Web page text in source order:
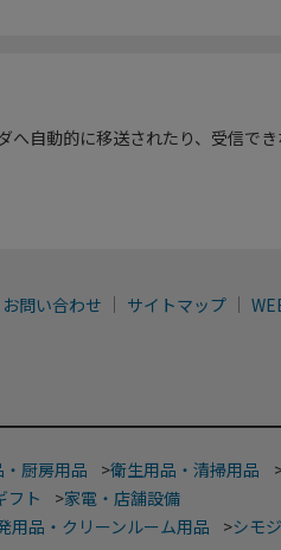
自動的に移送されたり、受信でき
お問い合わせ サイトマップ
厨房用品 >衛生用品・清掃用品
フト
>家電・店舗設備
用品・クリーンルーム用品
>シモ